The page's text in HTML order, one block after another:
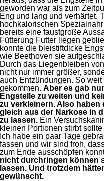
geworden war als zum
Eng und lang und verhärtet.
hochkalorischen
bereits eine faustgroße
Fütterung Futter liegen
konnte die bleistiftdicke
wie Beethoven sie
Durch das Liegenbleiben
nicht nur immer größer,
auch Entzündungen. So
gekommen. Aber es gab
Engstelle zu weiten und
zu verkleinern. Also haben
gleich aus der Narkose in
zu lassen. Ein
kleinen Portionen stirbt
Ich habe ein paar Tage
fassen und wir sind froh,
zum Ende ausschöpfen
nicht durchringen können
lassen. Und trotzdem
gewünscht.